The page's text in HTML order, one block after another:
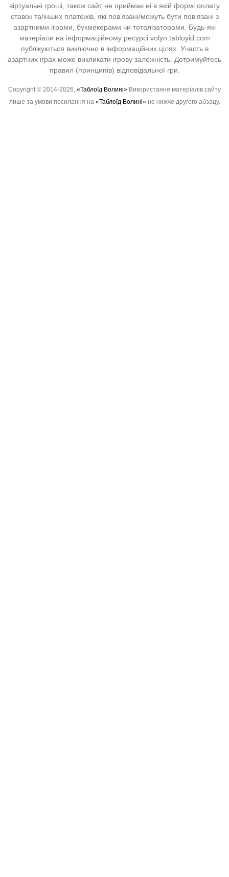
віртуальні гроші, також сайт не приймає ні в якій формі оплату
ставок та/інших платежів, які пов’язані/можуть бути пов’язані з
азартними іграми, букмекерами чи тоталізаторами. Будь-які
матеріали на інформаційному ресурсі volyn.tabloyid.com
публікуються виключно в інформаційних цілях. Участь в
азартних іграх може викликати ігрову залежність. Дотримуйтесь
правил (принципів) відповідальної гри.
Copyright © 2014-2026, «Таблоїд Волині» Використання матеріалів сайту
лише за умови посилання на «Таблоїд Волині»не нижче другого абзацу.